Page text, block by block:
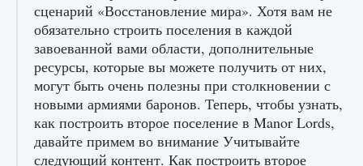
Как получить Thunder Egg в Stardew Valley
9 августа 2024 1 244 0 0